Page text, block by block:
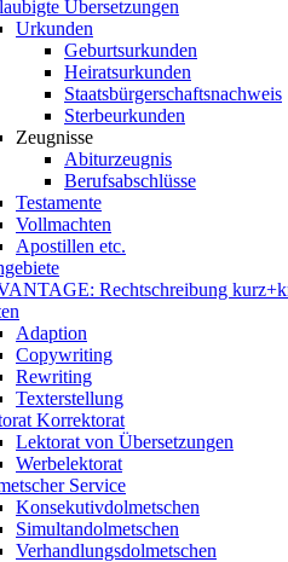
Übersetzungen
Urkunden
Geburtsurkunden
Heiratsurkunden
Staatsbürgerschaftsnachweis
Sterbeurkunden
Zeugnisse
Abiturzeugnis
Berufsabschlüsse
Testamente
Vollmachten
Apostillen etc.
Rechtschreibung
Adaption
Copywriting
Rewriting
Texterstellung
Korrektorat
Lektorat von Übersetzungen
Werbelektorat
Service
Konsekutivdolmetschen
Simultandolmetschen
Verhandlungsdolmetschen